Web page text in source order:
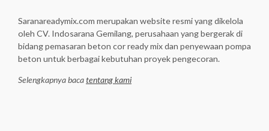
Saranareadymix.com merupakan website resmi yang dikelola
oleh CV. Indosarana Gemilang, perusahaan yang bergerak di
bidang pemasaran beton cor ready mix dan penyewaan pompa
beton untuk berbagai kebutuhan proyek pengecoran.
Selengkapnya bacatentang kami